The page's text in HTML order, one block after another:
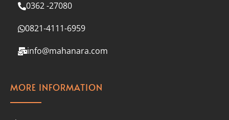
0362 -27080
0821-4111-6959
info@mahanara.com
MORE INFORMATION